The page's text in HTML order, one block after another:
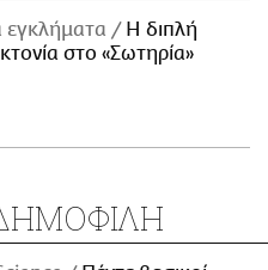
εγκλήματα
Η διπλή
στο «Σωτηρία»